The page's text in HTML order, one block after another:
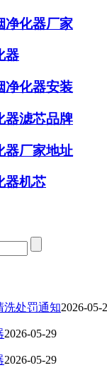
净化器厂家
器
净化器安装
器滤芯品牌
器厂家地址
器机芯
洗处罚通知2026-05-
2026-05-29
2026-05-29